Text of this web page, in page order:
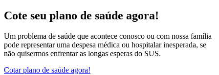
Cote seu plano de saúde agora!
Um problema de saúde que acontece conosco ou com nossa família
pode representar uma despesa médica ou hospitalar inesperada, se
não quisermos enfrentar as longas esperas do SUS.
Cotar plano de saúde agora!